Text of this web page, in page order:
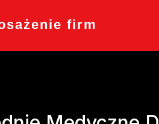
firm